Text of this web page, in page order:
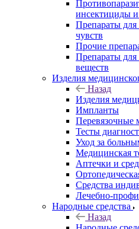
инсектициды
Препараты для
чувств
Прочие
Препараты
веществ
Изделия
Назад
Изделия
Импланты
Перевязочные
Тесты
Уход за
Медицинская
Аптечки и
Средства
Лечебно-
Народные средства
Назад